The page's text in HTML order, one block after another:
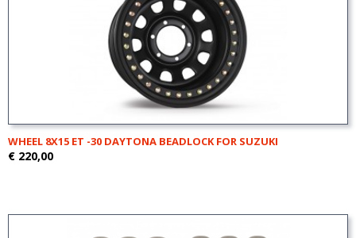
WHEEL 8X15 ET -30 DAYTONA BEADLOCK FOR SUZUKI
€ 220,00